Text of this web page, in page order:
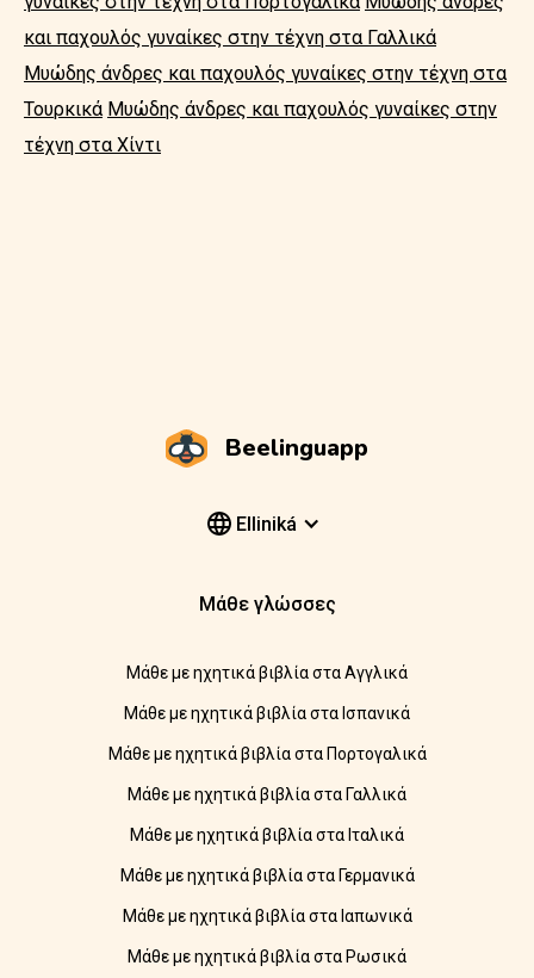
και παχουλός γυναίκες στην τέχνη στα Γαλλικά
Μυώδης άνδρες και παχουλός γυναίκες στην τέχνη στα
Τουρκικά Μυώδης άνδρες και παχουλός γυναίκες στην
τέχνη στα Χίντι
Beelinguapp
Elliniká
Μάθε γλώσσες
Μάθε με ηχητικά βιβλία στα Αγγλικά
Μάθε με ηχητικά βιβλία στα Ισπανικά
Μάθε με ηχητικά βιβλία στα Πορτογαλικά
Μάθε με ηχητικά βιβλία στα Γαλλικά
Μάθε με ηχητικά βιβλία στα Ιταλικά
Μάθε με ηχητικά βιβλία στα Γερμανικά
Μάθε με ηχητικά βιβλία στα Ιαπωνικά
Μάθε με ηχητικά βιβλία στα Ρωσικά